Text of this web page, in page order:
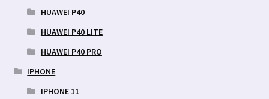
HUAWEI P40
HUAWEI P40 LITE
HUAWEI P40 PRO
IPHONE
IPHONE 11